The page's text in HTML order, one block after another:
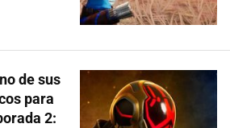
de sus
para
2: